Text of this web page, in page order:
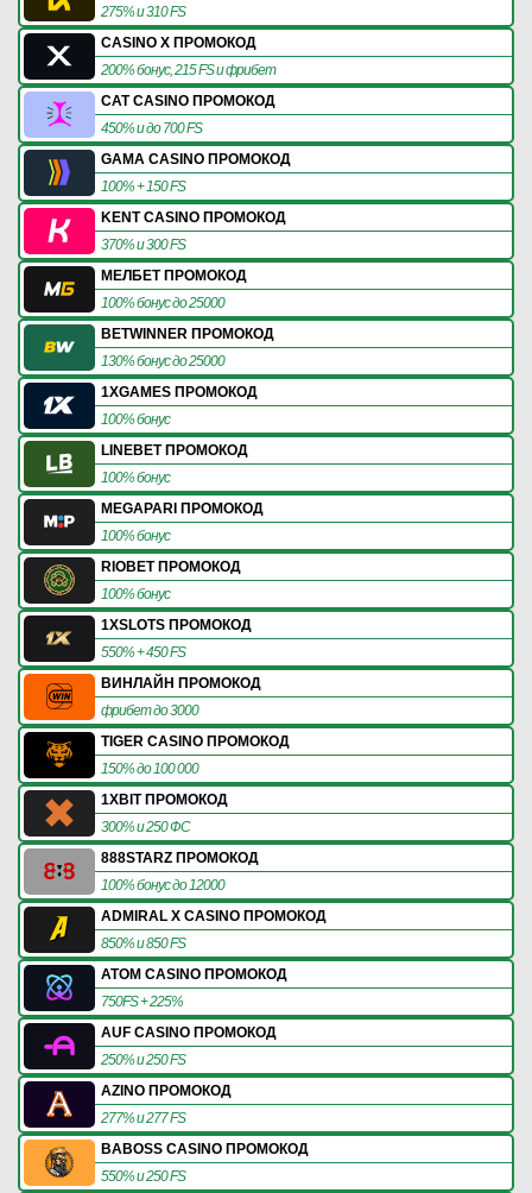
275% и 310 FS
CASINO X ПРОМОКОД
200% бонус, 215 FS и фрибет
CAT CASINO ПРОМОКОД
450% и до 700 FS
GAMA CASINO ПРОМОКОД
100% + 150 FS
KENT CASINO ПРОМОКОД
370% и 300 FS
МЕЛБЕТ ПРОМОКОД
100% бонус до 25000
BETWINNER ПРОМОКОД
130% бонус до 25000
1XGAMES ПРОМОКОД
100% бонус
LINEBET ПРОМОКОД
100% бонус
MEGAPARI ПРОМОКОД
100% бонус
RIOBET ПРОМОКОД
100% бонус
1XSLOTS ПРОМОКОД
550% + 450 FS
ВИНЛАЙН ПРОМОКОД
фрибет до 3000
TIGER CASINO ПРОМОКОД
150% до 100 000
1XBIT ПРОМОКОД
300% и 250 ФС
888STARZ ПРОМОКОД
100% бонус до 12000
ADMIRAL X CASINO ПРОМОКОД
850% и 850 FS
ATOM CASINO ПРОМОКОД
750FS + 225%
AUF CASINO ПРОМОКОД
250% и 250 FS
AZINO ПРОМОКОД
277% и 277 FS
BABOSS CASINO ПРОМОКОД
550% и 250 FS